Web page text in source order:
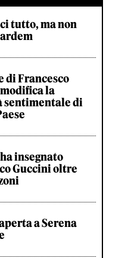
tutto, ma non
di Francesco
la
di
insegnato
Guccini oltre
a Serena